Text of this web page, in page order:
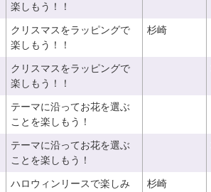
楽しもう！！
クリスマスをラッピングで
楽しもう！！
杉崎
クリスマスをラッピングで
楽しもう！！
テーマに沿ってお花を選ぶ
ことを楽しもう！
テーマに沿ってお花を選ぶ
ことを楽しもう！
ハロウィンリースで楽しみ
杉崎